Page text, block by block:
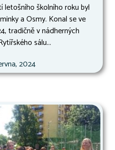
letošního školního roku byl
a Osmy. Konal se ve
tradičně v nádherných
sálu...
2024